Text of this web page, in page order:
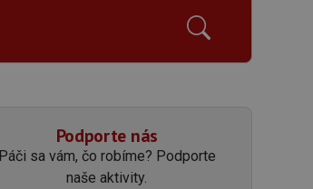
Podporte nás
Páči sa vám, čo robíme? Podporte
naše aktivity.